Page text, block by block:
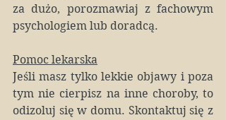
za dużo, porozmawiaj z fachowym
psychologiem lub doradcą.
Pomoc lekarska
Jeśli masz tylko lekkie objawy i poza
tym nie cierpisz na inne choroby, to
odizoluj się w domu. Skontaktuj się z